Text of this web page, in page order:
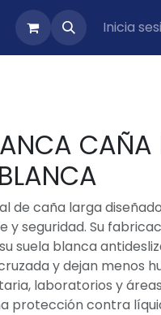
Inicia
de caña larga
y seguridad. Su
suela blanca
y dejan menos
laboratorios y
protección contra